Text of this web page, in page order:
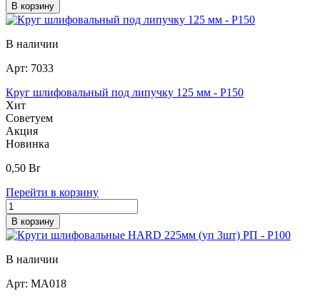
В корзину
В наличии
Арт: 7033
Круг шлифовальный под липучку 125 мм - Р150
Хит
Советуем
Акция
Новинка
0,50 Br
Перейти в корзину
В корзину
В наличии
Арт: МА018